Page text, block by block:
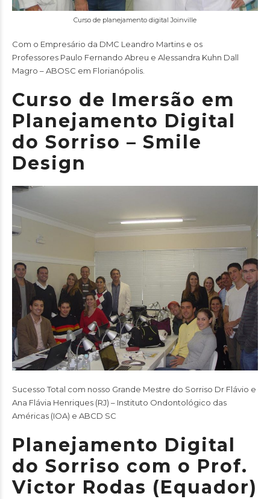
Curso de planejamento digital Joinville
Com o Empresário da DMC Leandro Martins e os
Professores Paulo Fernando Abreu e Alessandra Kuhn Dall
Magro –ABOSC em Florianópolis.
Curso de Imersão em
Planejamento Digital
do Sorriso – Smile
Design
Sucesso Total com nosso Grande Mestre do Sorriso Dr Flávio e
Ana Flávia Henriques (RJ) – Instituto Ondontológico das
Américas (IOA) e ABCD SC
Planejamento Digital
do Sorriso com o Prof.
Victor Rodas (Equador)